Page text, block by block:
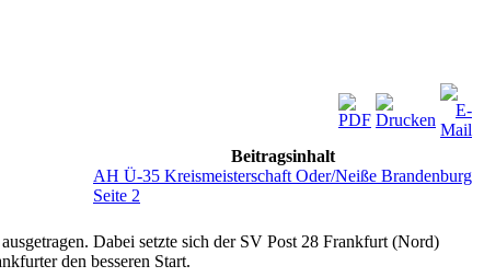
Beitragsinhalt
AH Ü-35 Kreismeisterschaft Oder/Neiße Brandenburg
Seite 2
Dabei setzte sich der SV Post 28 Frankfurt (Nord)
den besseren Start.